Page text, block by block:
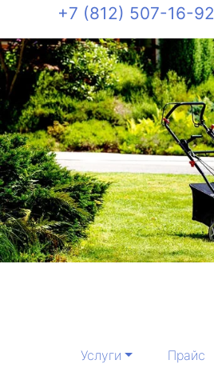
+7 (812) 507-16-92
Услуги Прайс